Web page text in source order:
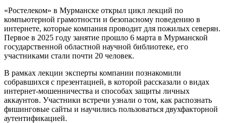
«Ростелеком» в Мурманске открыл цикл лекций по
компьютерной грамотности и безопасному поведению в
интернете, которые компания проводит для пожилых северян.
Первое в 2025 году занятие прошло 6 марта в Мурманской
государственной областной научной библиотеке, его
участниками стали почти 20 человек.
В рамках лекции эксперты компании познакомили
собравшихся с презентацией, в которой рассказали о видах
интернет-мошенничества и способах защиты личных
аккаунтов. Участники встречи узнали о том, как распознать
фишинговые сайты и научились пользоваться двухфакторной
аутентификацией.